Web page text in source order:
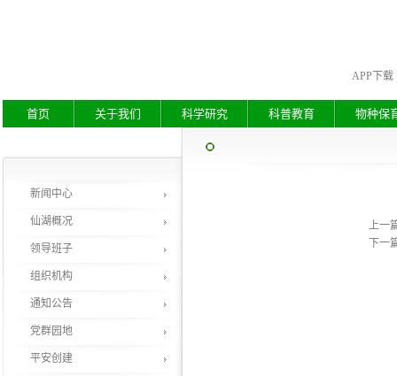
APP下载
首页 关于我们 科学研究 科普教育 物种保
上一
下一
新闻中心
仙湖概况
领导班子
组织机构
通知公告
党群园地
平安创建